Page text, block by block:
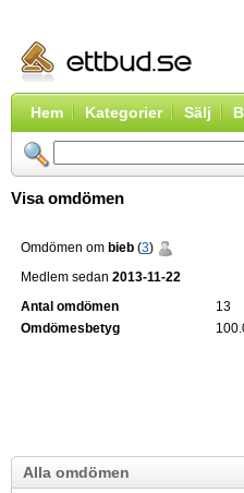
Hem Kategorier Sälj
Visa omdömen
Omdömen om bieb (3)
Medlem sedan 2013-11-22
Antal omdömen
13
Omdömesbetyg
Alla omdömen